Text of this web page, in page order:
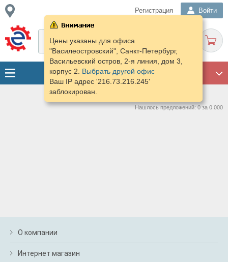
Регистрация Войти
Цены указаны для офиса
"Василеостровский", Санкт-Петербург,
Васильевский остров, 2-я линия, дом 3,
корпус 2. Выбрать другой офис
Ваш IP адрес '216.73.216.245'
заблокирован.
Нашлось предложений: 0 за 0.000
О компании
Интернет магазин